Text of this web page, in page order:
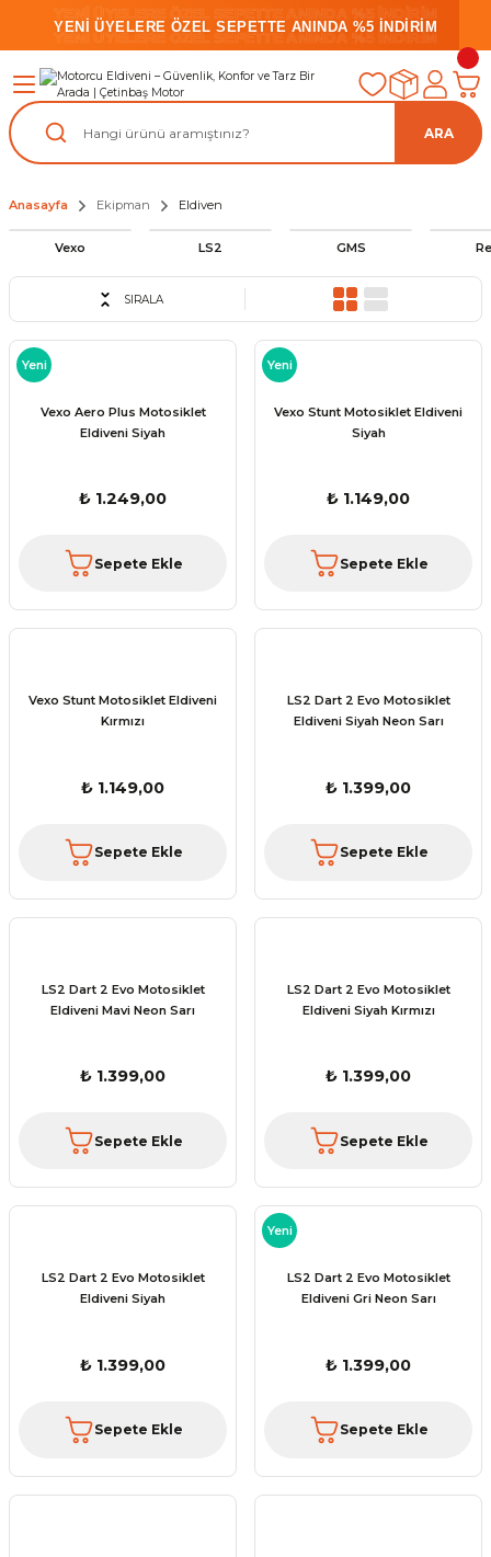
YENİ ÜYELERE ÖZEL SEPETTE ANINDA %5 İNDİRİM
YENİ ÜYELERE ÖZEL SEPETTE ANINDA %5 İNDİRİM
YENİ ÜYELERE ÖZEL SEPETTE ANINDA %5 İNDİRİM
ARA
Anasayfa Ekipman Eldiven
Vexo LS2 GMS
SIRALA
Yeni
Vexo Aero Plus Motosiklet
Eldiveni Siyah
₺ 1.249,00
Sepete Ekle
Yeni
Vexo Stunt Motosiklet Eldiveni
Siyah
₺ 1.149,00
Sepete Ekle
Vexo Stunt Motosiklet Eldiveni
Kırmızı
₺ 1.149,00
Sepete Ekle
LS2 Dart 2 Evo Motosiklet
Eldiveni Siyah Neon Sarı
₺ 1.399,00
Sepete Ekle
LS2 Dart 2 Evo Motosiklet
Eldiveni Mavi Neon Sarı
₺ 1.399,00
Sepete Ekle
LS2 Dart 2 Evo Motosiklet
Eldiveni Siyah Kırmızı
₺ 1.399,00
Sepete Ekle
LS2 Dart 2 Evo Motosiklet
Eldiveni Siyah
₺ 1.399,00
Sepete Ekle
Yeni
LS2 Dart 2 Evo Motosiklet
Eldiveni Gri Neon Sarı
₺ 1.399,00
Sepete Ekle